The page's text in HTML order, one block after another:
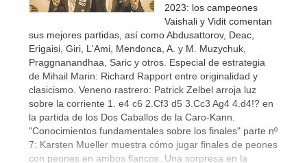
2023: los campeones
Vaishali y Vidit comentan
sus mejores partidas, así como Abdusattorov, Deac,
Erigaisi, Giri, L'Ami, Mendonca, A. y M. Muzychuk,
Praggnanandhaa, Saric y otros. Especial de estrategia
de Mihail Marin: Richard Rapport entre originalidad y
clasicismo. Veneno rastrero: Patrick Zelbel arroja luz
sobre la corriente 1. e4 c6 2.Cf3 d5 3.Cc3 Ag4 4.d4!? en
la partida de los Dos Caballos de la Caro-Kann.
"Conocimientos fundamentales sobre los finales" parte nº
7: Karsten Mueller muestra cómo jugar finales de peones
con peones en ambos flancos. Una sorpresa en la